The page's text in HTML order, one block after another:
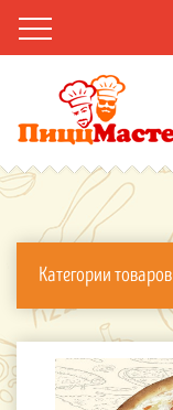
Категории товаров